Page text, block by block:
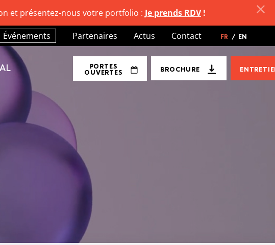
Événements Partenaires Actus Contact FR / EN
PORTES
OUVERTES
BROCHURE
et présentez-nous votre portfolio : Je prends RDV!